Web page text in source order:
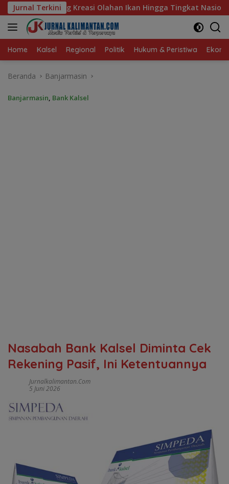
Langsung
ke
konten
Jurnal Terkini
Ikan Hingga Tingkat Nasional Pada Lomba Masak
Home Kalsel Regional Politik Hukum & Peristiwa
Beranda Banjarmasin
Banjarmasin, Bank Kalsel
Nasabah Bank Kalsel Diminta Cek
Rekening Pasif, Ini Ketentuannya
Jurnalkalimantan.com
5 Juni 2026